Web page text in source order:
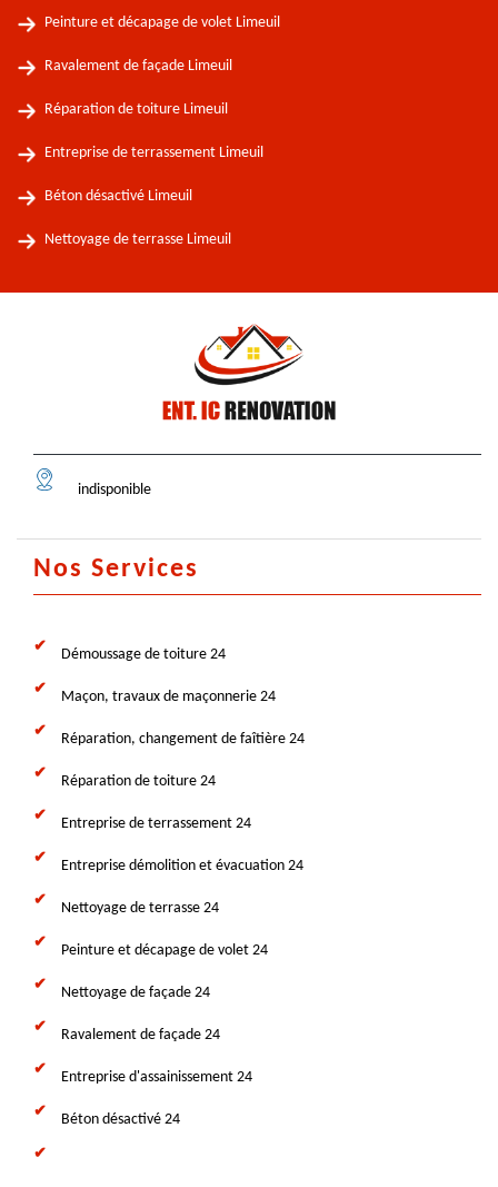
Peinture et décapage de volet Limeuil
Ravalement de façade Limeuil
Réparation de toiture Limeuil
Entreprise de terrassement Limeuil
Béton désactivé Limeuil
Nettoyage de terrasse Limeuil
indisponible
Nos Services
Démoussage de toiture 24
Maçon, travaux de maçonnerie 24
Réparation, changement de faîtière 24
Réparation de toiture 24
Entreprise de terrassement 24
Entreprise démolition et évacuation 24
Nettoyage de terrasse 24
Peinture et décapage de volet 24
Nettoyage de façade 24
Ravalement de façade 24
Entreprise d'assainissement 24
Béton désactivé 24